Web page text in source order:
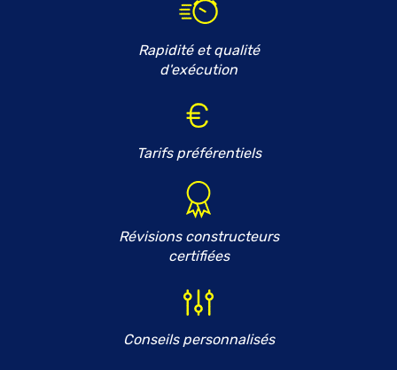
Rapidité et qualité
d'exécution
Tarifs préférentiels
Révisions constructeurs
certifiées
Conseils personnalisés